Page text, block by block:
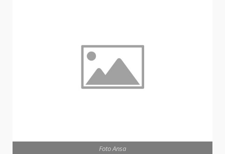
Foto Ansa